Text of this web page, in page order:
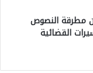
مطرقة النصوص
القضائية